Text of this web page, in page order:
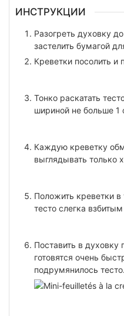
ИНСТРУКЦИИ
Разогреть духовку
застелить бумагой
Креветки посолить и
Тонко раскатать
шириной не больше 1
Каждую креветку
выглядывать только
Положить креветки в
тесто слегка
Поставить в
готовятся очень
подрумянилось